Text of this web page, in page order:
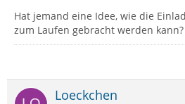
Hat jemand eine Idee, wie die
zum Laufen gebracht werden kann?
Loeckchen